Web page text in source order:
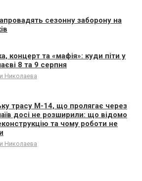
сезонну заборону на
концерт та «мафія»: куди піти у
8 та 9 серпня
Николаева
трасу М-14, що пролягає через
досі не розширили: що відомо
та чому роботи не
Николаева